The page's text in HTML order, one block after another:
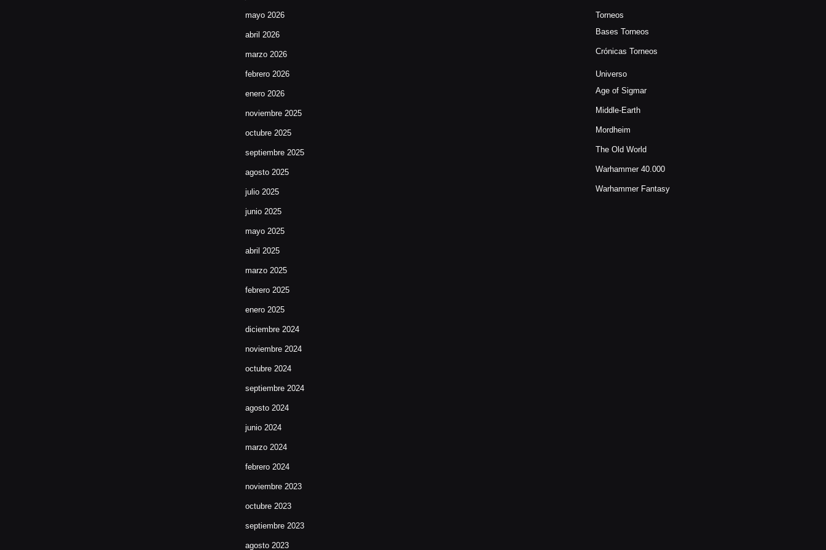
mayo 2026
abril 2026
marzo 2026
febrero 2026
enero 2026
noviembre 2025
octubre 2025
septiembre 2025
agosto 2025
julio 2025
junio 2025
mayo 2025
abril 2025
marzo 2025
febrero 2025
enero 2025
diciembre 2024
noviembre 2024
octubre 2024
septiembre 2024
agosto 2024
junio 2024
marzo 2024
febrero 2024
noviembre 2023
octubre 2023
septiembre 2023
agosto 2023
Torneos
Bases Torneos
Crónicas Torneos
Universo
Age of Sigmar
Middle-Earth
Mordheim
The Old World
Warhammer 40.000
Warhammer Fantasy